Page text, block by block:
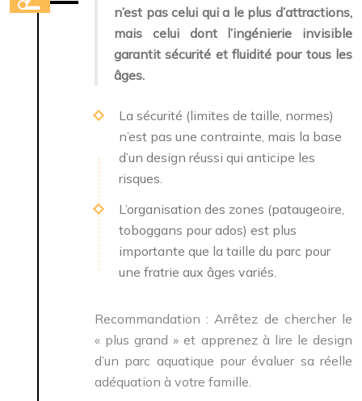
n’est pas celui qui a le plus d’attractions,
mais celui dont l’ingénierie invisible
garantit sécurité et fluidité pour tous les
âges.
La sécurité (limites de taille, normes)
n’est pas une contrainte, mais la base
d’un design réussi qui anticipe les
risques.
L’organisation des zones (pataugeoire,
toboggans pour ados) est plus
importante que la taille du parc pour
une fratrie aux âges variés.
Recommandation : Arrêtez de chercher le
« plus grand » et apprenez à lire le design
d’un parc aquatique pour évaluer sa réelle
adéquation à votre famille.